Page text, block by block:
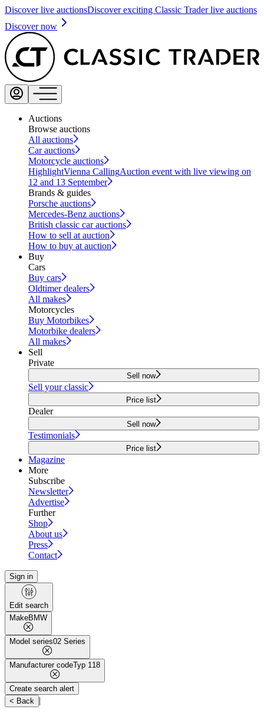
Discover live auctionsDiscover exciting Classic Trader live auctions
Discover now
Auctions
Browse auctions
All auctions
Car auctions
Motorcycle auctions
HighlightVienna CallingAuction event with live viewing on
12 and 13 September
Brands & guides
Porsche auctions
Mercedes-Benz auctions
British classic car auctions
How to sell at auction
How to buy at auction
Buy
Cars
Buy cars
Oldtimer dealers
All makes
Motorcycles
Buy Motorbikes
Motorbike dealers
All makes
Sell
Private
Sell now
Sell your classic
Price list
Dealer
Sell now
Testimonials
Price list
Magazine
More
Subscribe
Newsletter
Advertise
Further
Shop
About us
Press
Contact
Sign in
Edit search
MakeBMW
Model series02 Series
Manufacturer codeTyp 118
Create search alert
< Back |